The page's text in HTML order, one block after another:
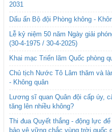
2031
Dấu ấn Bộ đội Phòng không -
Lễ kỷ niệm 50 năm Ngày giải
(30-4-1975 / 30-4-2025)
Khai mạc Triển lãm Quốc phòng
Chủ tịch Nước Tô Lâm thăm và
- Không quân
Lương sĩ quan Quân đội cấp úy,
tăng lên nhiều không?
Thi đua Quyết thắng - động lực
bảo vệ vững chắc vùng trời quốc